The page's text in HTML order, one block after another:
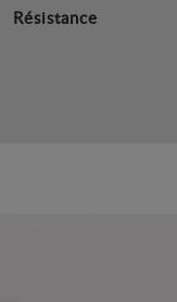
Résistance